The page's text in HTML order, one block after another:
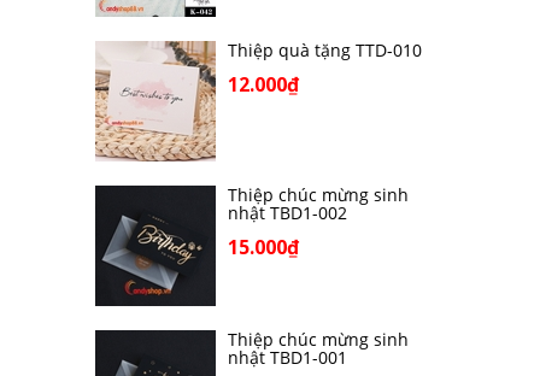
Thiệp quà tặng TTD-010
12.000₫
Thiệp chúc mừng sinh
nhật TBD1-002
15.000₫
Thiệp chúc mừng sinh
nhật TBD1-001